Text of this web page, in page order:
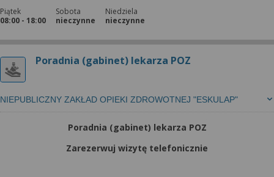
Piątek
08:00 - 18:00
Sobota
nieczynne
Niedziela
nieczynne
Poradnia (gabinet) lekarza POZ
NIEPUBLICZNY ZAKŁAD OPIEKI ZDROWOTNEJ "ESKULAP"
Poradnia (gabinet) lekarza POZ
Zarezerwuj wizytę telefonicznie